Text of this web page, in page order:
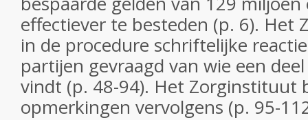
effectiever te besteden (p. 6).
in de procedure schriftelijke
partijen gevraagd van wie een
vindt (p. 48-94). Het Zorginstituut
opmerkingen vervolgens (p. 95-